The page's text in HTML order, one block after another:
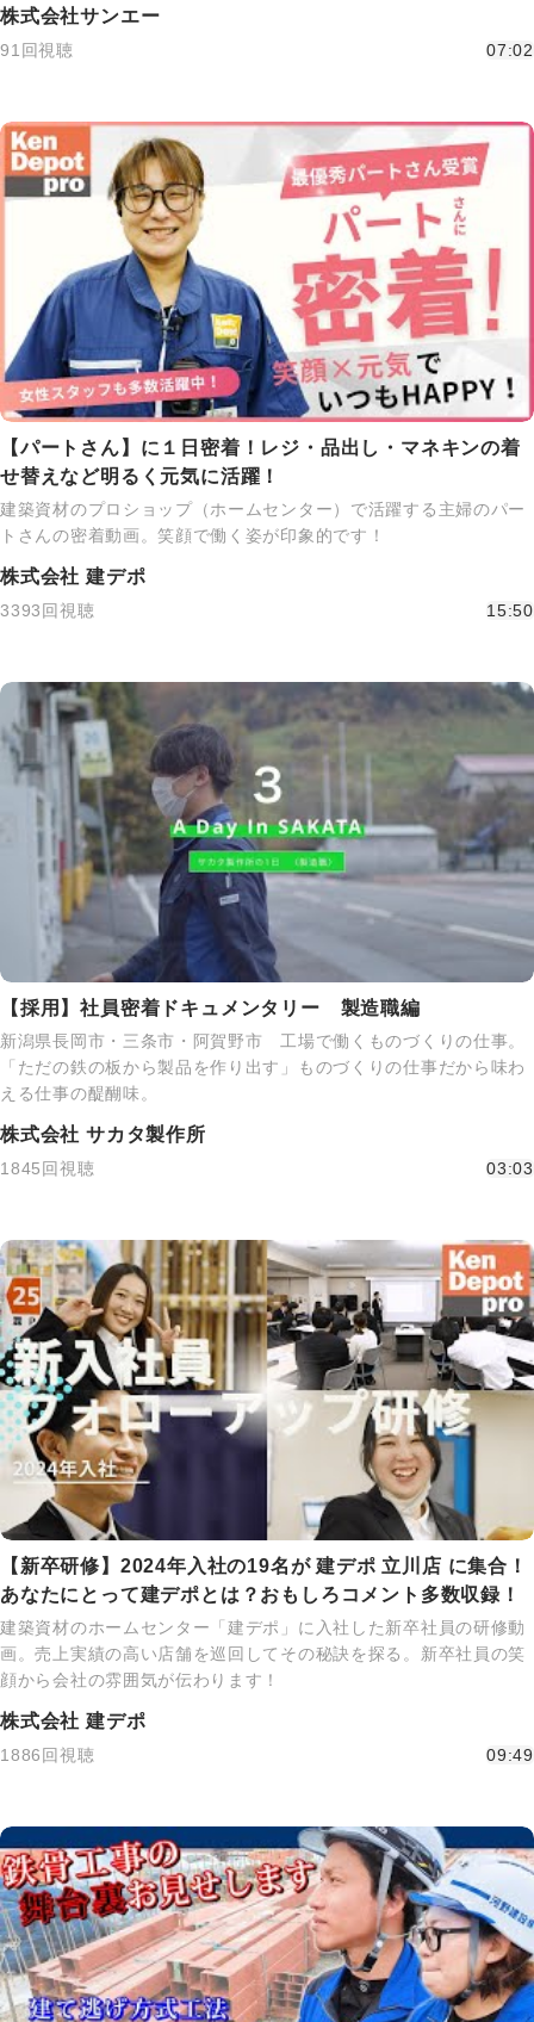
株式会社サンエー
91回視聴 07:02
【パートさん】に１日密着！レジ・品出し・マネキンの着
せ替えなど明るく元気に活躍！
建築資材のプロショップ（ホームセンター）で活躍する主婦のパー
トさんの密着動画。笑顔で働く姿が印象的です！
株式会社 建デポ
3393回視聴 15:50
【採用】社員密着ドキュメンタリー 製造職編
新潟県長岡市・三条市・阿賀野市 工場で働くものづくりの仕事。
「ただの鉄の板から製品を作り出す」ものづくりの仕事だから味わ
える仕事の醍醐味。
株式会社 サカタ製作所
1845回視聴 03:03
【新卒研修】2024年入社の19名が 建デポ 立川店 に集合！
あなたにとって建デポとは？おもしろコメント多数収録！
建築資材のホームセンター「建デポ」に入社した新卒社員の研修動
画。売上実績の高い店舗を巡回してその秘訣を探る。新卒社員の笑
顔から会社の雰囲気が伝わります！
株式会社 建デポ
1886回視聴 09:49